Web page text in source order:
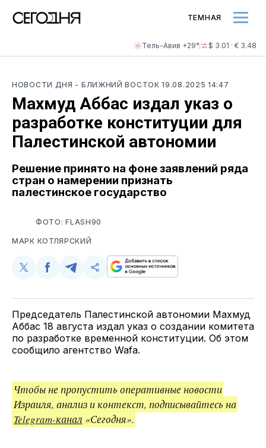
Тель-Авив +29° $ 3.01 · € 3.48
ТЕМНАЯ
НОВОСТИ ДНЯ - БЛИЖНИЙ ВОСТОК19.08.2025 14:47
Махмуд Аббас издал указ о
разработке конституции для
Палестинской автономии
Решение принято на фоне заявлений ряда
стран о намерении признать
палестинское государство
ФОТО: FLASH90
МАРК КОТЛЯРСКИЙ
Поделиться
Twitter
Поделиться
Facebook
Поделиться
Telegram
Скопируйте
поделитесь
Председатель Палестинской автономии Махмуд
Аббас 18 августа издал указ о создании комитета
по разработке временной конституции. Об этом
сообщило агентство Wafa.
Чтобы не пропустить оперативные новости
Израиля, анализ и контекст, подписывайтесь на
Telegram-канал «Сегодня».